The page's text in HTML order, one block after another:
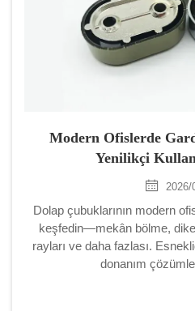
Modern Ofislerde
Yenilikçi
2026/
Dolap çubuklarının modern
keşfedin—mekân bölme,
rayları ve daha fazlası.
donanım